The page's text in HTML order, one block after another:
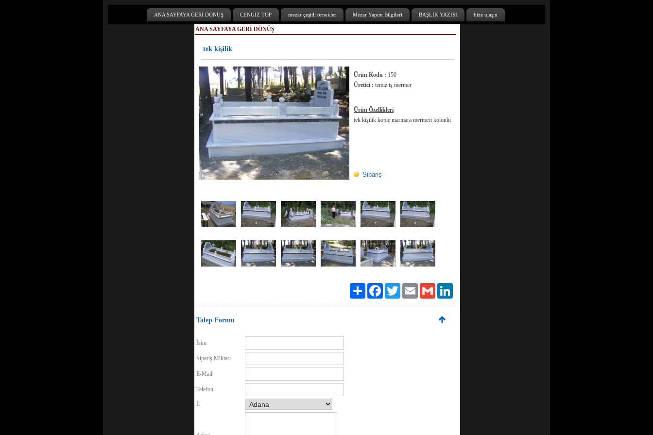
ANA SAYFAYA GERİ DÖNÜŞ CENGİZ TOP mezar çeşitli örnekler Mezar Yapım Bilgileri BAŞLIK YAZISI bize ulaşın
ANA SAYFAYA GERİ DÖNÜŞ
tek kişilik
Ürün Kodu : 150
Üretici : temiz iş mermer
Ürün Özellikleri
tek kişilik kople marmara mermeri kolonlu
Sipariş
Paylaş FacebookTwitter Email Gmail
Talep Formu
İsim
Sipariş Miktarı
E-Mail
Telefon
İl